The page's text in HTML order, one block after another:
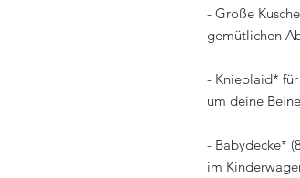
- Große
gemütlichen
- Knieplaid* für
um deine
- Babydecke*
im